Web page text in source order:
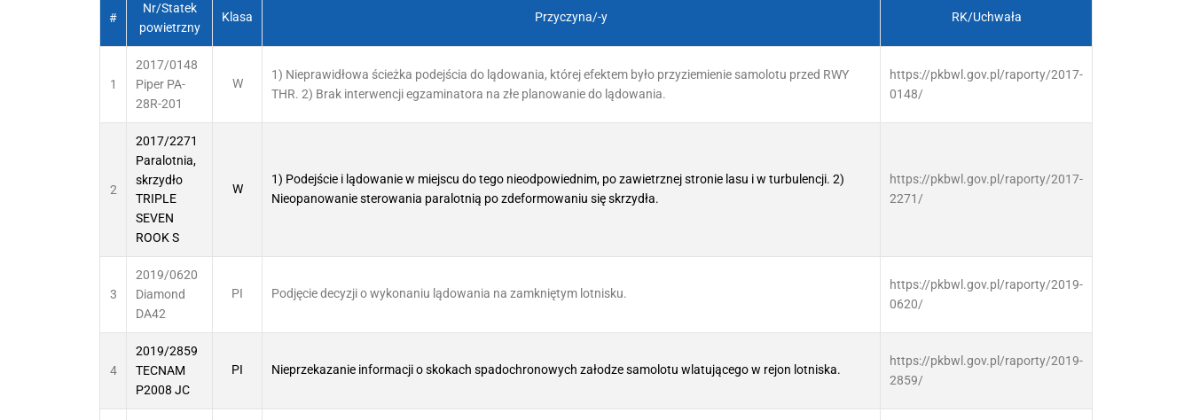
#
Nr/Statek
powietrzny
Klasa Przyczyna/-y RK/Uchwała
1
2017/0148
Piper PA-
28R-201
W
1) Nieprawidłowa ścieżka podejścia do lądowania, której efektem było przyziemienie samolotu przed RWY
THR. 2) Brak interwencji egzaminatora na złe planowanie do lądowania.
https://pkbwl.gov.pl/raporty/2017-
0148/
2
2017/2271
Paralotnia,
skrzydło
TRIPLE
SEVEN
ROOK S
W
1) Podejście i lądowanie w miejscu do tego nieodpowiednim, po zawietrznej stronie lasu i w turbulencji. 2)
Nieopanowanie sterowania paralotnią po zdeformowaniu się skrzydła.
https://pkbwl.gov.pl/raporty/2017-
2271/
3
2019/0620
Diamond
DA42
PI Podjęcie decyzji o wykonaniu lądowania na zamkniętym lotnisku.
https://pkbwl.gov.pl/raporty/2019-
0620/
4
2019/2859
TECNAM
P2008 JC
PI Nieprzekazanie informacji o skokach spadochronowych załodze samolotu wlatującego w rejon lotniska.
https://pkbwl.gov.pl/raporty/2019-
2859/